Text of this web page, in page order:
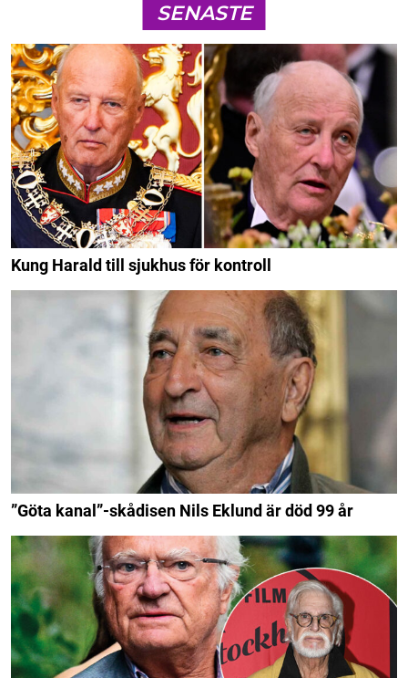
SENASTE
Kung Harald till sjukhus för kontroll
”Göta kanal”-skådisen Nils Eklund är död 99 år